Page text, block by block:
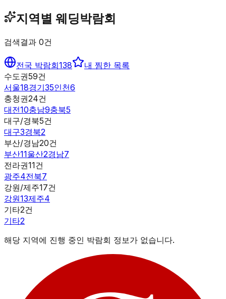
지역별 웨딩박람회
검색결과 0건
전국 박람회138
내 찜한 목록
수도권59건
서울18경기35인천6
충청권24건
대전10충남9충북5
대구/경북5건
대구3경북2
부산/경남20건
부산11울산2경남7
전라권11건
광주4전북7
강원/제주17건
강원13제주4
기타2건
기타2
해당 지역에 진행 중인 박람회 정보가 없습니다.